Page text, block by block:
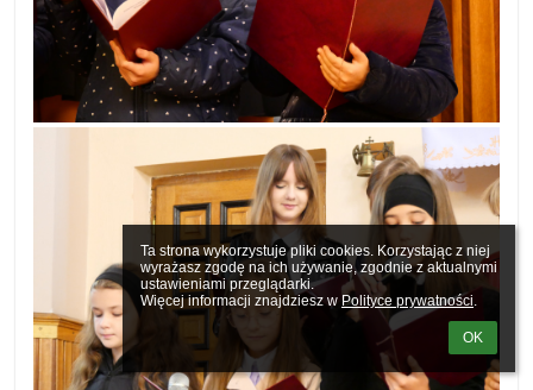
Ta strona wykorzystuje pliki cookies. Korzystając z niej
wyrażasz zgodę na ich używanie, zgodnie z aktualnymi
ustawieniami przeglądarki.
Więcej informacji znajdziesz w Polityce prywatności.
OK